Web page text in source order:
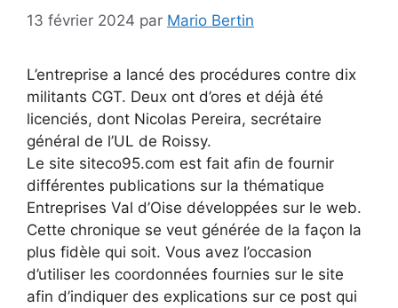
13 février 2024 par Mario Bertin
L’entreprise a lancé des procédures contre dix
militants CGT. Deux ont d’ores et déjà été
licenciés, dont Nicolas Pereira, secrétaire
général de l’UL de Roissy.
Le site siteco95.com est fait afin de fournir
différentes publications sur la thématique
Entreprises Val d’Oise développées sur le web.
Cette chronique se veut générée de la façon la
plus fidèle qui soit. Vous avez l’occasion
d’utiliser les coordonnées fournies sur le site
afin d’indiquer des explications sur ce post qui